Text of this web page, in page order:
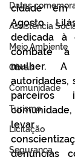
Datas
Assistência
Meio Ambiente
Obras
Comunidade
Turismo
Licitação
Segurança
cidade em
Agosto
dedicada à
combate
mulher. A
autoridades,
parceiros
levar
denúncias